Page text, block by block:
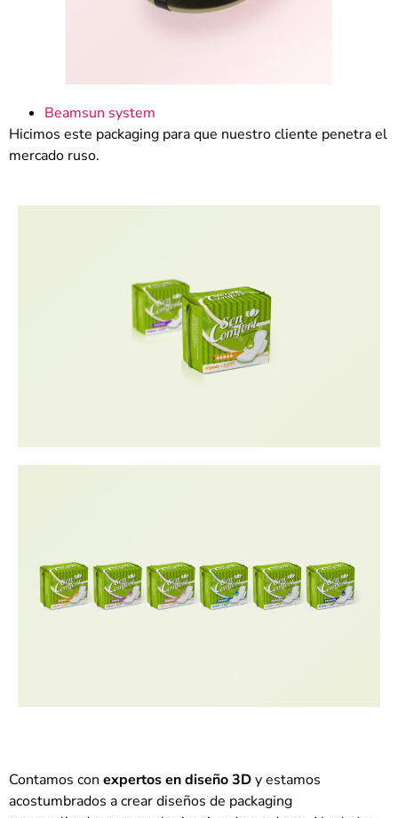
Beamsun system
Hicimos este packaging para que nuestro cliente penetra el
mercado ruso.
Contamos con expertos en diseño 3Dy estamos
acostumbrados a crear diseños de packaging